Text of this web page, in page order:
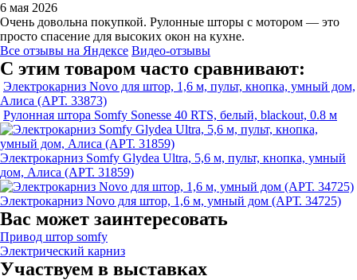
6 мая 2026
Очень довольна покупкой. Рулонные шторы с мотором — это
просто спасение для высоких окон на кухне.
Все отзывы на Яндексе Видео-отзывы
С этим товаром часто сравнивают:
Электрокарниз Novo для штор, 1,6 м, пульт, кнопка, умный дом,
Алиса (АРТ. 33873)
Рулонная штора Somfy Sonesse 40 RTS, белый, blackout, 0.8 м
Электрокарниз Somfy Glydea Ultra, 5,6 м, пульт, кнопка, умный
дом, Алиса (АРТ. 31859)
Электрокарниз Novo для штор, 1,6 м, умный дом (АРТ. 34725)
Вас может заинтересовать
Привод штор somfy
Электрический карниз
Участвуем в выставках